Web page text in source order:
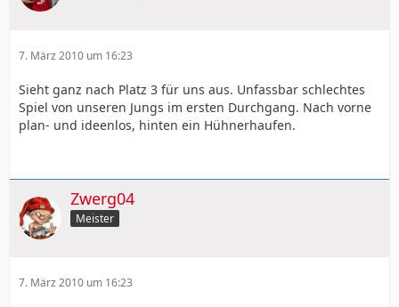
7. März 2010 um 16:23
Sieht ganz nach Platz 3 für uns aus. Unfassbar schlechtes
Spiel von unseren Jungs im ersten Durchgang. Nach vorne
plan- und ideenlos, hinten ein Hühnerhaufen.
Zwerg04
Meister
7. März 2010 um 16:23